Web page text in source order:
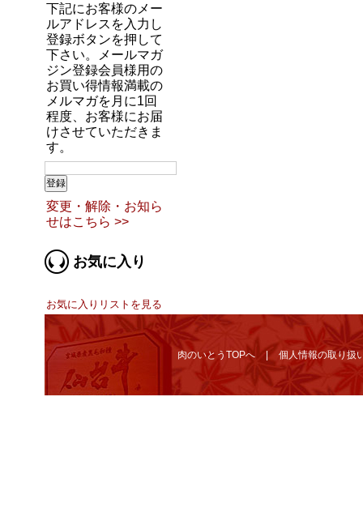
下記にお客様のメー
ルアドレスを入力し
登録ボタンを押して
下さい。メールマガ
ジン登録会員様用の
お買い得情報満載の
メルマガを月に1回
程度、お客様にお届
けさせていただきま
す。
変更・解除・お知ら
せはこちら >>
お気に入り
お気に入りリストを見る
肉のいとうTOPへ 個人情報の取り扱